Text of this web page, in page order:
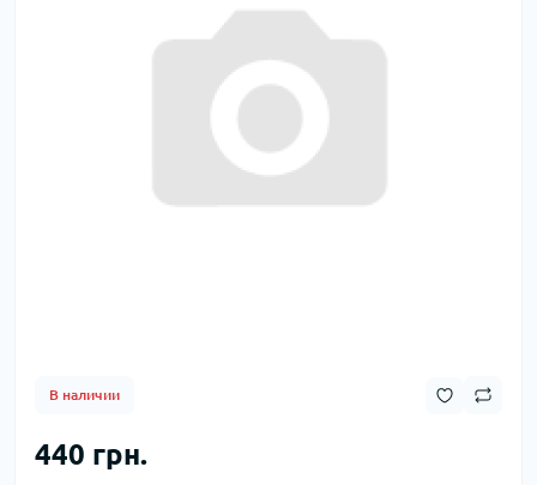
В наличии
440 грн.